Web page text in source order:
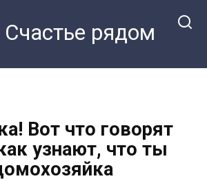
Счастье рядом
Вот что говорят
узнают, что ты